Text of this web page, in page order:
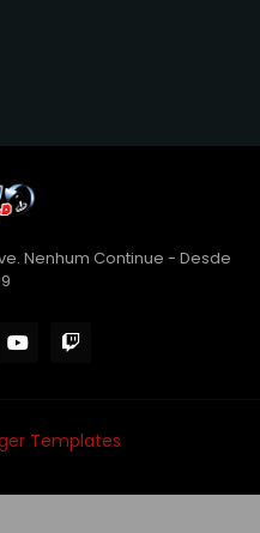
Nenhum Continue - Desde
Templates